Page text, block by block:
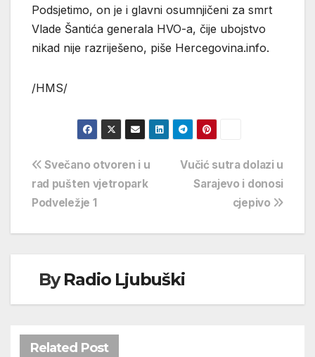
Podsjetimo, on je i glavni osumnjičeni za smrt
Vlade Šantića generala HVO-a, čije ubojstvo
nikad nije razriješeno, piše Hercegovina.info.
/HMS/
Navigacija
objava
Vučić sutra dolazi u
Sarajevo i donosi
cjepivo
Svečano otvoren i u
rad pušten vjetropark
Podveležje 1
ByRadio Ljubuški
Related Post